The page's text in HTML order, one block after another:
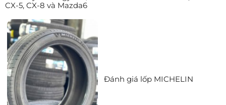
CX-5, CX-8 và Mazda6
Đánh giá lốp MICHELIN